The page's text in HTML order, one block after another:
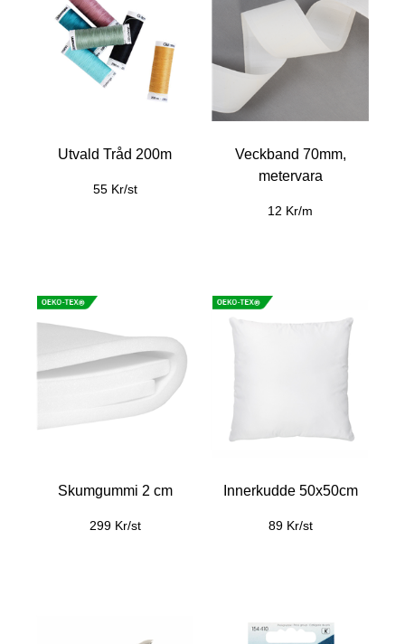
Utvald Tråd 200m
55 Kr/st
Veckband 70mm,
metervara
12 Kr/m
Skumgummi 2 cm
299 Kr/st
Innerkudde 50x50cm
89 Kr/st